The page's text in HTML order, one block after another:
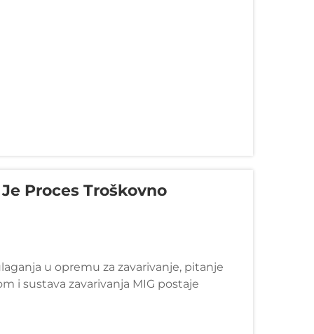
Proces Troškovno
u opremu za zavarivanje, pitanje
i sustava zavarivanja MIG postaje